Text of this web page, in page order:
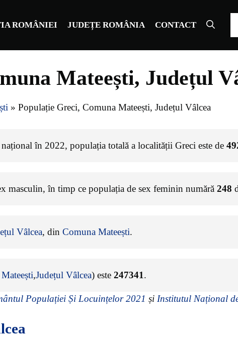
ROMÂNIEI JUDEȚE ROMÂNIA CONTACT
Mateești, Județul
» Populație Greci, Comuna Mateești, Județul Vâlcea
în 2022, populația totală a localității Greci este de
masculin, în timp ce populația de sex feminin numără 248
Vâlcea, din Comuna Mateești.
,Județul Vâlcea) este 247341.
Populației Și Locuințelor 2021 și Institutul Național